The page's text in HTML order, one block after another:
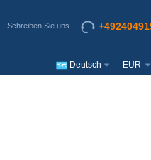
Schreiben Sie uns
Deutsch EUR